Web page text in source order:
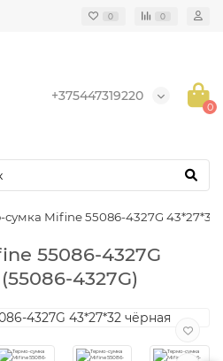
0 0
+375447319220
0
сумка Mifine 55086-4327G 43*27*32
55086-4327G
4327G)